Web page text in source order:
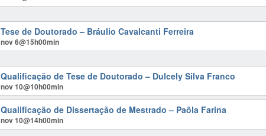
Tese de Doutorado – Bráulio Cavalcanti Ferreira
nov 6@15h00min
Qualificação de Tese de Doutorado – Dulcely Silva Franco
nov 10@10h00min
Qualificação de Dissertação de Mestrado – Paôla Farina
nov 10@14h00min